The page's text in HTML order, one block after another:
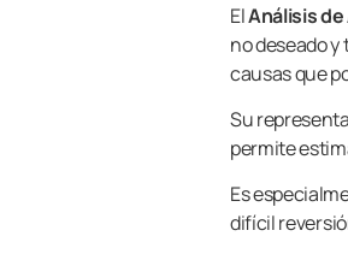
ElAnálisis de
no deseado
causas que
Su
permite
Es
difícil